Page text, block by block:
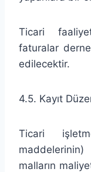
Ticari
faturalar
edilecektir.
4.5. Kayıt
Ticari
malların